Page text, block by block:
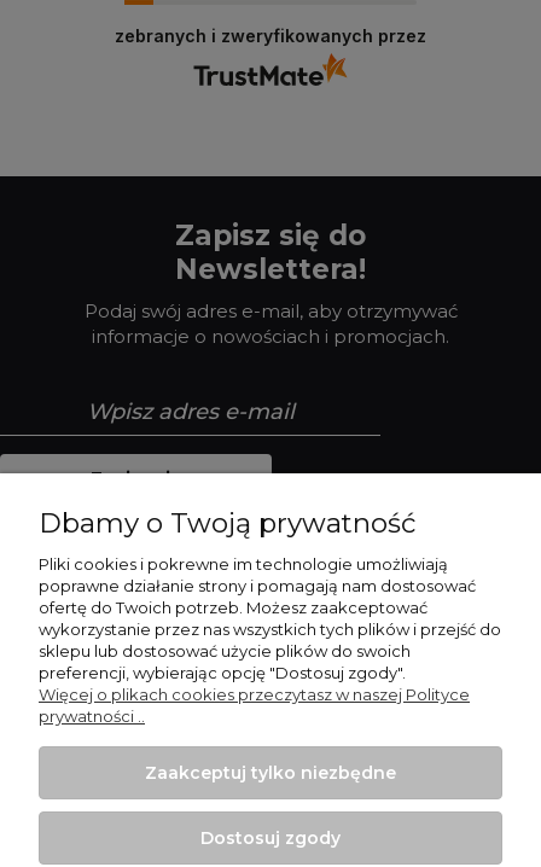
zebranych i zweryfikowanych przez
Zapisz się do
Newslettera!
Podaj swój adres e-mail, aby otrzymywać
informacje o nowościach i promocjach.
Zapisz się
Płatności i dostawa
Pomoc
Moje konto
Dbamy o Twoją prywatność
Pliki cookies i pokrewne im technologie umożliwiają
poprawne działanie strony i pomagają nam dostosować
ofertę do Twoich potrzeb. Możesz zaakceptować
wykorzystanie przez nas wszystkich tych plików i przejść do
sklepu lub dostosować użycie plików do swoich
preferencji, wybierając opcję "Dostosuj zgody".
Więcej o plikach cookies przeczytasz w naszej Polityce
prywatności ..
Zaakceptuj tylko niezbędne
Dostosuj zgody